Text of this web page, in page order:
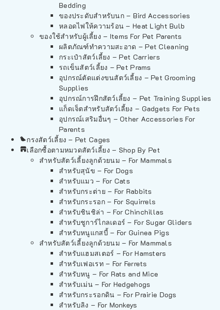
Bedding
ของประดับสำหรับนก – Bird Accessories
หลอดไฟให้ความร้อน – Heat Light Bulb
ของใช้สำหรับผู้เลี้ยง – Items For Pet Parents
ผลิตภัณฑ์ทำความสะอาด – Pet Cleaning
กระเป๋าสัตว์เลี้ยง – Pet Carriers
รถเข็นสัตว์เลี้ยง – Pet Prams
อุปกรณ์ตัดแต่งขนสัตว์เลี้ยง – Pet Grooming
Supplies
อุปกรณ์การฝึกสัตว์เลี้ยง – Pet Training Supplies
แก็ดเจ็ตสำหรับสัตว์เลี้ยง – Gadgets For Pets
อุปกรณ์เสริมอื่นๆ – Other Accessories For
Parents
กรงสัตว์เลี้ยง – Pet Cages
เลือกซื้อตามหมวดสัตว์เลี้ยง – Shop By Pet
สำหรับสัตว์เลี้ยงลูกด้วยนม – For Mammals
สำหรับสุนัข – For Dogs
สำหรับแมว – For Cats
สำหรับกระต่าย – For Rabbits
สำหรับกระรอก – For Squirrels
สำหรับชินชิล่า – For Chinchillas
สำหรับชูการ์ไกลเดอร์ – For Sugar Gliders
สำหรับหนูแกสบี้ – For Guinea Pigs
สำหรับสัตว์เลี้ยงลูกด้วยนม – For Mammals
สำหรับแฮมสเตอร์ – For Hamsters
สำหรับเฟอเรท – For Ferrets
สำหรับหนู – For Rats and Mice
สำหรับเม่น – For Hedgehogs
สำหรับกระรอกดิน – For Prairie Dogs
สำหรับลิง – For Monkeys